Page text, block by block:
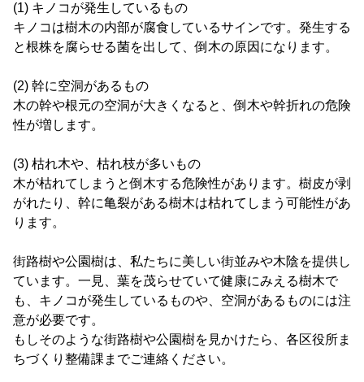
(1) キノコが発生しているもの
キノコは樹木の内部が腐食しているサインです。発生する
と根株を腐らせる菌を出して、倒木の原因になります。
(2) 幹に空洞があるもの
木の幹や根元の空洞が大きくなると、倒木や幹折れの危険
性が増します。
(3) 枯れ木や、枯れ枝が多いもの
木が枯れてしまうと倒木する危険性があります。樹皮が剥
がれたり、幹に亀裂がある樹木は枯れてしまう可能性があ
ります。
街路樹や公園樹は、私たちに美しい街並みや木陰を提供し
ています。一見、葉を茂らせていて健康にみえる樹木で
も、キノコが発生しているものや、空洞があるものには注
意が必要です。
もしそのような街路樹や公園樹を見かけたら、各区役所ま
ちづくり整備課までご連絡ください。